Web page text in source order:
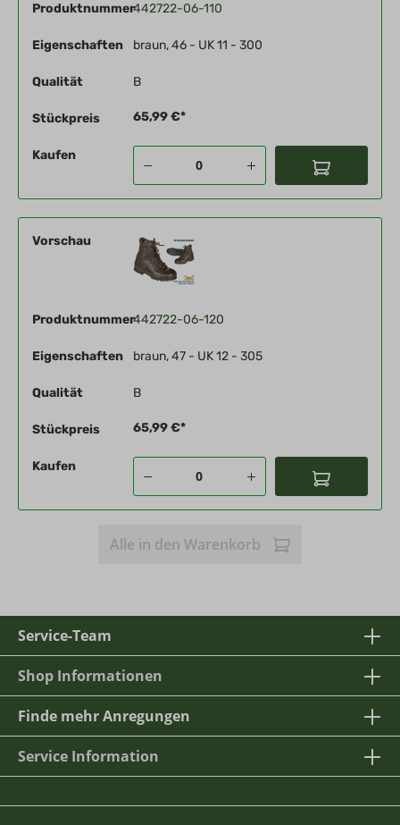
Produktnummer442722-06-110
Eigenschaften braun, 46 - UK 11 - 300
Qualität B
Stückpreis 65,99 €*
Kaufen
Vorschau
Produktnummer442722-06-120
Eigenschaften braun, 47 - UK 12 - 305
Qualität B
Stückpreis 65,99 €*
Kaufen
Alle in den Warenkorb
Service-Team
Shop Informationen
Finde mehr Anregungen
Service Information